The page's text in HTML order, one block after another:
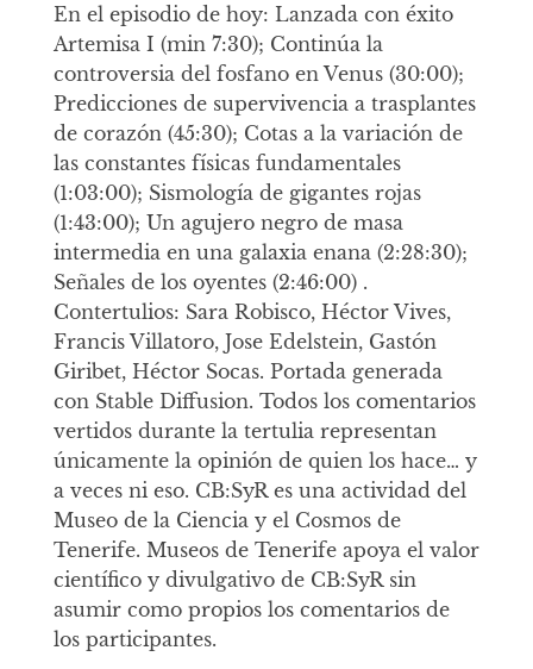
En el episodio de hoy: Lanzada con éxito
Artemisa I (min 7:30); Continúa la
controversia del fosfano en Venus (30:00);
Predicciones de supervivencia a trasplantes
de corazón (45:30); Cotas a la variación de
las constantes físicas fundamentales
(1:03:00); Sismología de gigantes rojas
(1:43:00); Un agujero negro de masa
intermedia en una galaxia enana (2:28:30);
Señales de los oyentes (2:46:00) .
Contertulios: Sara Robisco, Héctor Vives,
Francis Villatoro, Jose Edelstein, Gastón
Giribet, Héctor Socas. Portada generada
con Stable Diffusion. Todos los comentarios
vertidos durante la tertulia representan
únicamente la opinión de quien los hace… y
a veces ni eso. CB:SyR es una actividad del
Museo de la Ciencia y el Cosmos de
Tenerife. Museos de Tenerife apoya el valor
científico y divulgativo de CB:SyR sin
asumir como propios los comentarios de
los participantes.